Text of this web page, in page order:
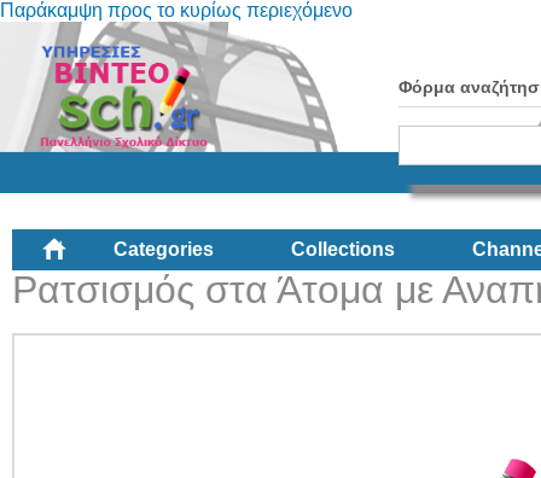
Παράκαμψη προς το κυρίως περιεχόμενο
Φόρμα
Categories Collections
Ρατσισμός στα Άτομα με